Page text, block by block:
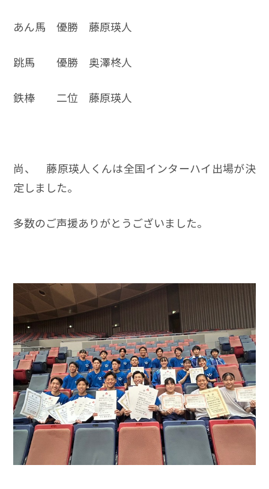
あん馬 優勝 藤原瑛人
跳馬 優勝 奥澤柊人
鉄棒 二位 藤原瑛人
尚、 藤原瑛人くんは全国インターハイ出場が決
定しました。
多数のご声援ありがとうございました。